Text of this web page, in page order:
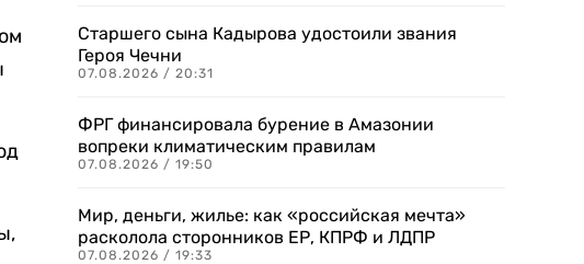
Старшего сына Кадырова удостоили звания
Героя Чечни
07.08.2026 / 20:31
ФРГ финансировала бурение в Амазонии
вопреки климатическим правилам
07.08.2026 / 19:50
Мир, деньги, жилье: как «российская мечта»
расколола сторонников ЕР, КПРФ и ЛДПР
07.08.2026 / 19:33